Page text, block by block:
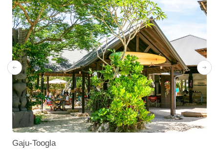
Gaju-Toogla